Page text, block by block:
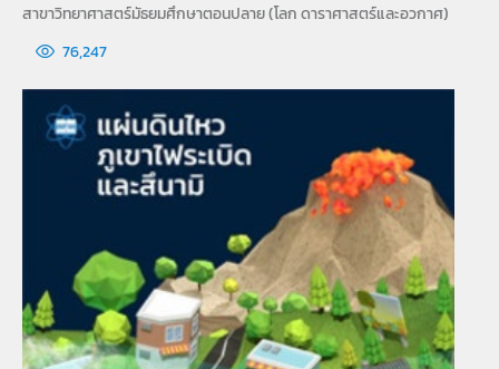
สาขาวิทยาศาสตร์มัธยมศึกษาตอนปลาย (โลก ดาราศาสตร์และอวกาศ)
76,247